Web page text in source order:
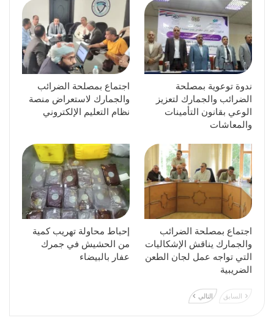
ندوة توعوية بمصلحة
الضرائب والجمارك لتعزيز
الوعي بقانون التأمينات
والمعاشات
اجتماع بمصلحة الضرائب
والجمارك لاستعراض منصة
نظام التعليم الإلكتروني
اجتماع بمصلحة الضرائب
والجمارك يناقش الإشكاليات
التي تواجه عمل لجان الطعن
الضريبية
إحباط محاولة تهريب كمية
من الحشيش في جمرك
عفار بالبيضاء
السابق التالي